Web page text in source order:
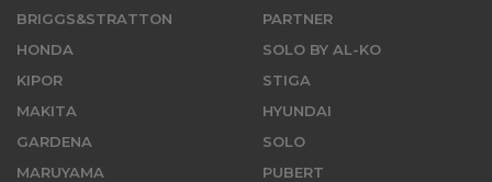
BRIGGS&STRATTON
HONDA
KIPOR
MAKITA
GARDENA
MARUYAMA
PARTNER
SOLO BY AL-KO
STIGA
HYUNDAI
SOLO
PUBERT